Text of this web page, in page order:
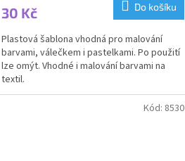
30 Kč Do košíku
Plastová šablona vhodná pro malování
barvami, válečkem i pastelkami. Po použití
lze omýt. Vhodné i malování barvami na
textil.
Kód: 8530